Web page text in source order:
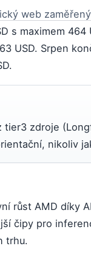
web
s maximem
USD. Srpen
tier3 zdroje
nikoliv
růst AMD díky
čipy pro
trhu.